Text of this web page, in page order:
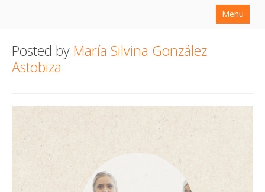
Menu
About
Hold a Death Cafe
Death conversation
Support us
Posted by María Silvina González
Astobiza